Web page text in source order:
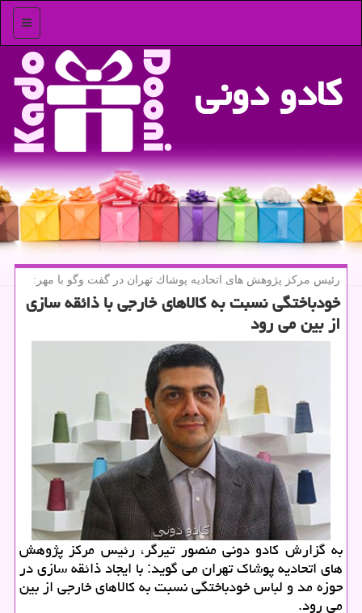
منو
كادو دونی
رئیس مركز پژوهش های اتحادیه پوشاك تهران در گفت وگو با مهر:
خودباختگی نسبت به كالاهای خارجی با ذائقه سازی
از بین می رود
به گزارش كادو دونی منصور تیرگر، رئیس مركز پژوهش
های اتحادیه پوشاك تهران می گوید: با ایجاد ذائقه سازی در
حوزه مد و لباس خودباختگی نسبت به كالاهای خارجی از بین
می رود.